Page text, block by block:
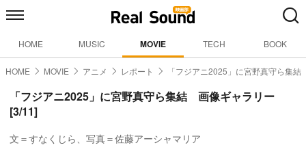
HOME MUSIC MOVIE TECH BOOK
HOME MOVIE アニメ レポート 「フジアニ2025」に宮野真守ら集結
「フジアニ2025」に宮野真守ら集結 画像ギャラリー
[3/11]
文＝すなくじら、写真＝佐藤アーシャマリア